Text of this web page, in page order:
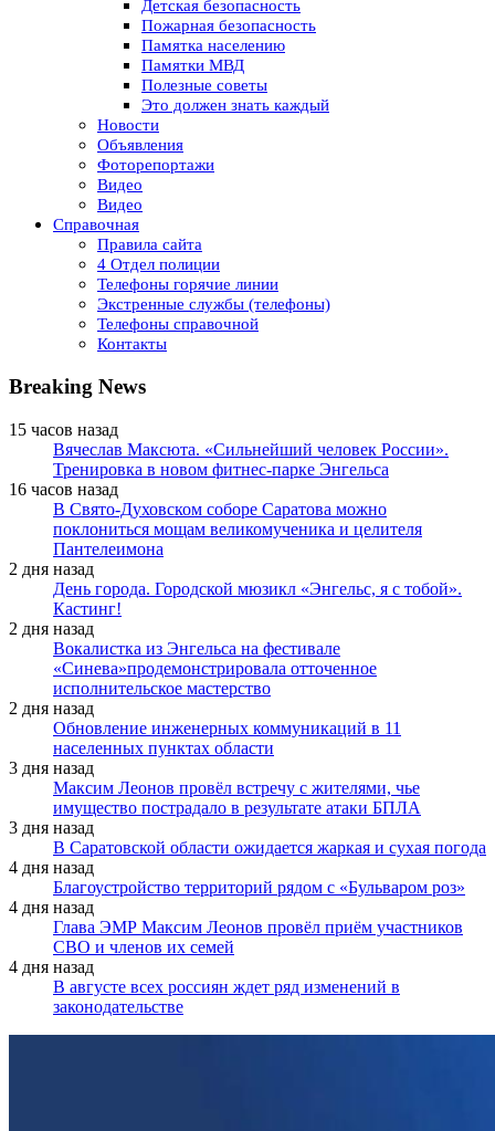
Детская безопасность
Пожарная безопасность
Памятка населению
Памятки МВД
Полезные советы
Это должен знать каждый
Новости
Объявления
Фоторепортажи
Видео
Видео
Справочная
Правила сайта
4 Отдел полиции
Телефоны горячие линии
Экстренные службы (телефоны)
Телефоны справочной
Контакты
Breaking News
15 часов назад
Вячеслав Максюта. «Сильнейший человек России».
Тренировка в новом фитнес-парке Энгельса
16 часов назад
В Свято-Духовском соборе Саратова можно
поклониться мощам великомученика и целителя
Пантелеимона
2 дня назад
День города. Городской мюзикл «Энгельс, я с тобой».
Кастинг!
2 дня назад
Вокалистка из Энгельса на фестивале
«Синева»продемонстрировала отточенное
исполнительское мастерство
2 дня назад
Обновление инженерных коммуникаций в 11
населенных пунктах области
3 дня назад
Максим Леонов провёл встречу с жителями, чье
имущество пострадало в результате атаки БПЛА
3 дня назад
В Саратовской области ожидается жаркая и сухая погода
4 дня назад
Благоустройство территорий рядом с «Бульваром роз»
4 дня назад
Глава ЭМР Максим Леонов провёл приём участников
СВО и членов их семей
4 дня назад
В августе всех россиян ждет ряд изменений в
законодательстве